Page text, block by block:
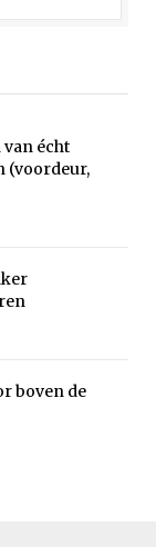
écht
(voordeur,
boven de